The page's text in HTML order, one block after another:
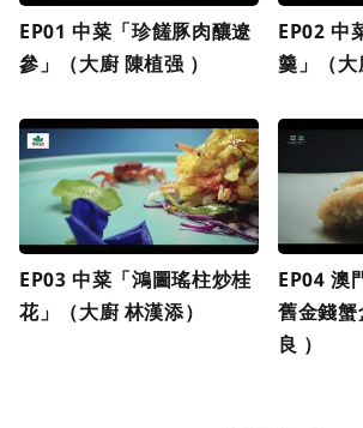
EP01 中菜「珍饈豚肉釀遼
參」（大廚 陳植强 ）
EP02 中
羹」（大
EP03 中菜「鴻圖瑤柱炒桂
花」（大廚 林漢添）
EP04 澳
舊金錢
良 ）